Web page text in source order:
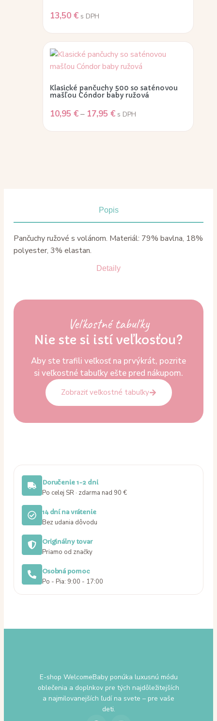
13,50 € s DPH
Klasické pančuchy 500 so saténovou
mašľou Cóndor baby ružová
10,95 €– 17,95 € s DPH
Popis
Detaily
Pančuchy ružové s volánom. Materiál: 79% bavlna, 18%
polyester, 3% elastan.
Veľkostné tabuľky
Nie ste si istí veľkosťou?
Aby ste trafili veľkosť na prvýkrát, pozrite
si veľkostné tabuľky ešte pred nákupom.
Zobraziť veľkostné tabuľky
Doručenie 1-2 dni
Po celej SR · zdarma nad 90 €
14 dní na vrátenie
Bez udania dôvodu
Originálny tovar
Priamo od značky
Osobná pomoc
Po - Pia: 9:00 - 17:00
E-shop WelcomeBaby ponúka luxusnú módu
oblečenia a doplnkov pre tých najdôležitejších
a najmilovanejších ľudí na svete – pre vaše
deti.